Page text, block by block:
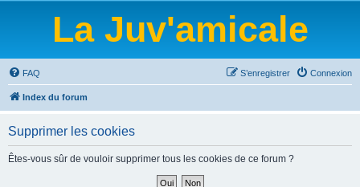
La Juv'amicale
FAQ Connexion
S’enregistrer
Index du forum
Supprimer les cookies
Êtes-vous sûr de vouloir supprimer tous les cookies de ce forum ?